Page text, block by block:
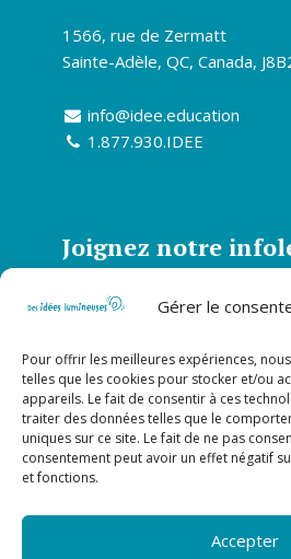
Gérer le
Pour offrir les meilleures expériences,
telles que les cookies pour stocker et/ou
appareils. Le fait de consentir à ces
traiter des données telles que le
uniques sur ce site. Le fait de ne pas
consentement peut avoir un effet négatif
et fonctions.
Accepter
1566, rue de Zermatt
Sainte-Adèle, QC, Canada,
info@idee.education
1.877.930.IDEE
Joignez notre
Abonnez-vous à notre
S’abonner
Suivez-nous sur
sociaux!